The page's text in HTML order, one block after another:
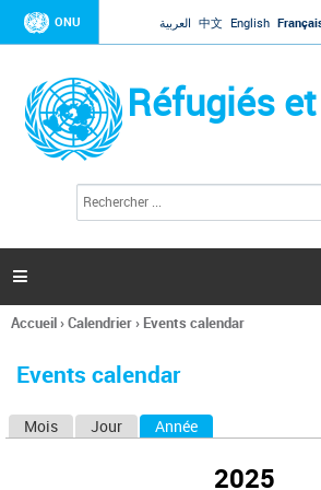
Jump to navigation
ONU العربية 中文 English
Réfugiés
l
c
h
e

Vous
ici
Accueil›Calendrier› Events calendar
Events calendar
Mois Jour Année
2025